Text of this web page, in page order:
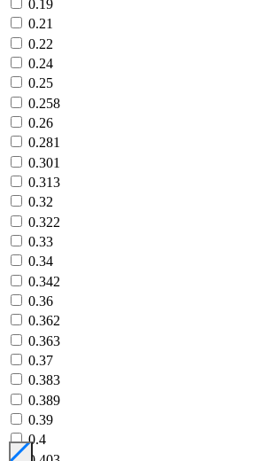
0.19
0.21
0.22
0.24
0.25
0.258
0.26
0.281
0.301
0.313
0.32
0.322
0.33
0.34
0.342
0.36
0.362
0.363
0.37
0.383
0.389
0.39
0.4